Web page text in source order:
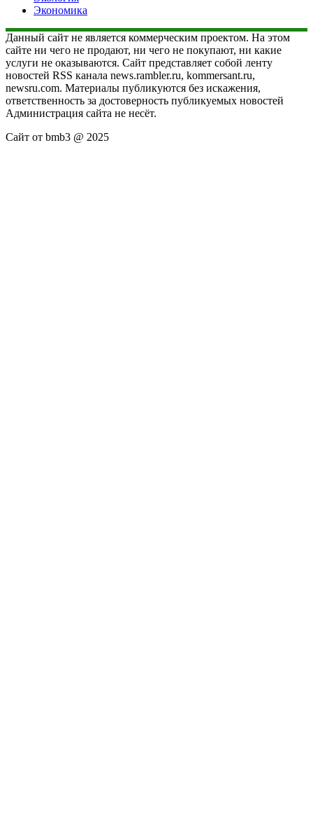
Экономика
Данный сайт не является коммерческим проектом. На этом
сайте ни чего не продают, ни чего не покупают, ни какие
услуги не оказываются. Сайт представляет собой ленту
новостей RSS канала news.rambler.ru, kommersant.ru,
newsru.com. Материалы публикуются без искажения,
ответственность за достоверность публикуемых новостей
Администрация сайта не несёт.
Сайт от bmb3 @ 2025